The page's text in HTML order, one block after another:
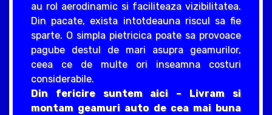
au rol aerodinamic si faciliteaza vizibilitatea.
Din pacate, exista intotdeauna riscul sa fie
sparte. O simpla pietricica poate sa provoace
pagube destul de mari asupra geamurilor,
ceea ce de multe ori inseamna costuri
considerabile.
Din fericire suntem aici – Livram si
montam geamuri auto de cea mai buna